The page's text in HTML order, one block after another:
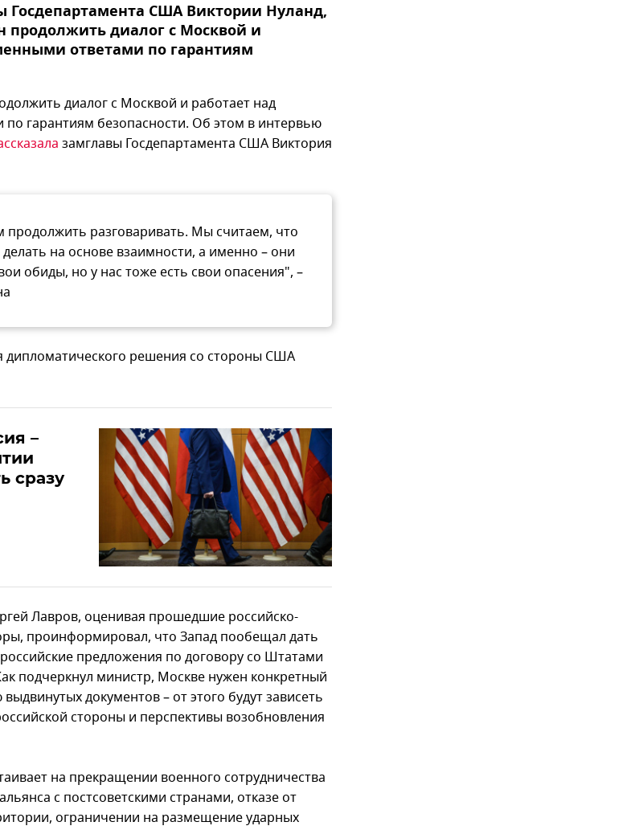
Госдепартамента США Виктории Нуланд,
продолжить диалог с Москвой и
ответами по гарантиям
диалог с Москвой и работает над
гарантиям безопасности. Об этом в интервью
замглавы Госдепартамента США Виктория
разговаривать. Мы считаем, что
на основе взаимности, а именно – они
обиды, но у нас тоже есть свои опасения", –
дипломатического решения со стороны США
–
сразу
Лавров, оценивая прошедшие российско-
проинформировал, что Запад пообещал дать
предложения по договору со Штатами
подчеркнул министр, Москве нужен конкретный
документов – от этого будут зависеть
стороны и перспективы возобновления
на прекращении военного сотрудничества
с постсоветскими странами, отказе от
ограничении на размещение ударных